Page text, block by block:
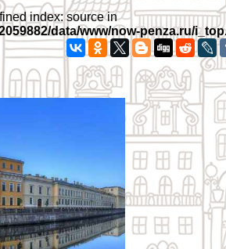
index: source in
data/www/now-penza.ru/